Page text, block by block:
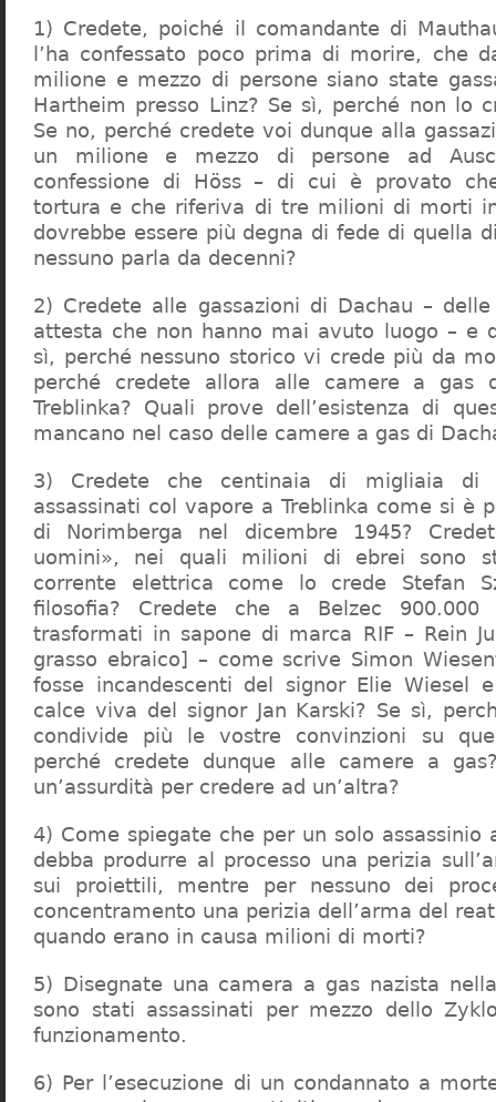
1) Credete, poiché il comandante di
l’ha confessato poco prima di morire, che
milione e mezzo di persone siano state
Hartheim presso Linz? Se sì, perché non lo
Se no, perché credete voi dunque alla
un milione e mezzo di persone ad
confessione di Höss – di cui è provato
tortura e che riferiva di tre milioni di morti
dovrebbe essere più degna di fede di quella
nessuno parla da decenni?
2) Credete alle gassazioni di Dachau –
attesta che non hanno mai avuto luogo – e
sì, perché nessuno storico vi crede più da
perché credete allora alle camere a gas
Treblinka? Quali prove dell’esistenza di
mancano nel caso delle camere a gas di
3) Credete che centinaia di migliaia di
assassinati col vapore a Treblinka come si è
di Norimberga nel dicembre 1945?
uomini», nei quali milioni di ebrei sono
corrente elettrica come lo crede Stefan
filosofia? Credete che a Belzec
trasformati in sapone di marca RIF – Rein
grasso ebraico] – come scrive Simon
fosse incandescenti del signor Elie Wiesel
calce viva del signor Jan Karski? Se sì,
condivide più le vostre convinzioni su
perché credete dunque alle camere a
un’assurdità per credere ad un’altra?
4) Come spiegate che per un solo assassinio
debba produrre al processo una perizia
sui proiettili, mentre per nessuno dei
concentramento una perizia dell’arma del
quando erano in causa milioni di morti?
5) Disegnate una camera a gas nazista
sono stati assassinati per mezzo dello
funzionamento.
6) Per l’esecuzione di un condannato a